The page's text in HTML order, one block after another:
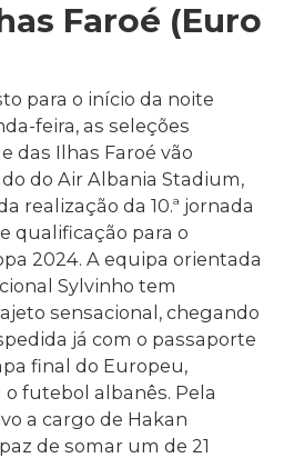
Faroé (Euro
para o início da noite
feira, as seleções
das Ilhas Faroé vão
do Air Albania Stadium,
realização da 10.ª jornada
qualificação para o
2024. A equipa orientada
Sylvinho tem
sensacional, chegando
já com o passaporte
final do Europeu,
futebol albanês. Pela
a cargo de Hakan
de somar um de 21